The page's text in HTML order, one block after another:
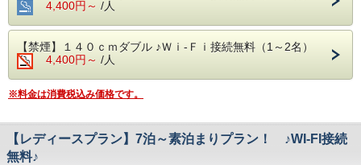
※東京スカイツリー・浅草雷門はバスなら１本でOK！（新
小岩駅東北広場/土日祝のみ運行）
分）・幕張メッセ（50分）・東京ビックサイト（54分）
※当ホテルは東京都宿泊税条例に定める特別徴収義務者で
す。
清算下さい。
す。
※館内に洗剤のご用意はございませんのでご用意をお願い致
します。
※連泊の場合、途中清掃はございませんので予めご了承下さ
い。
（アメニティは宿泊日数×人数分ご用意致します。）
④連泊におススメ☆充実お部屋設備！
す。
バスアメニティ（シャンプー等）にはDHCをご用意。
⑤ホテル付近の便利なお店♪
4,400円～ /人
【禁煙】１４０ｃｍダブル ♪Ｗｉ-Ｆｉ接続無料（1～2名）
4,400円～ /人
※料金は消費税込み価格です。
【レディースプラン】7泊～素泊まりプラン！ ♪WI-FI接続
無料♪